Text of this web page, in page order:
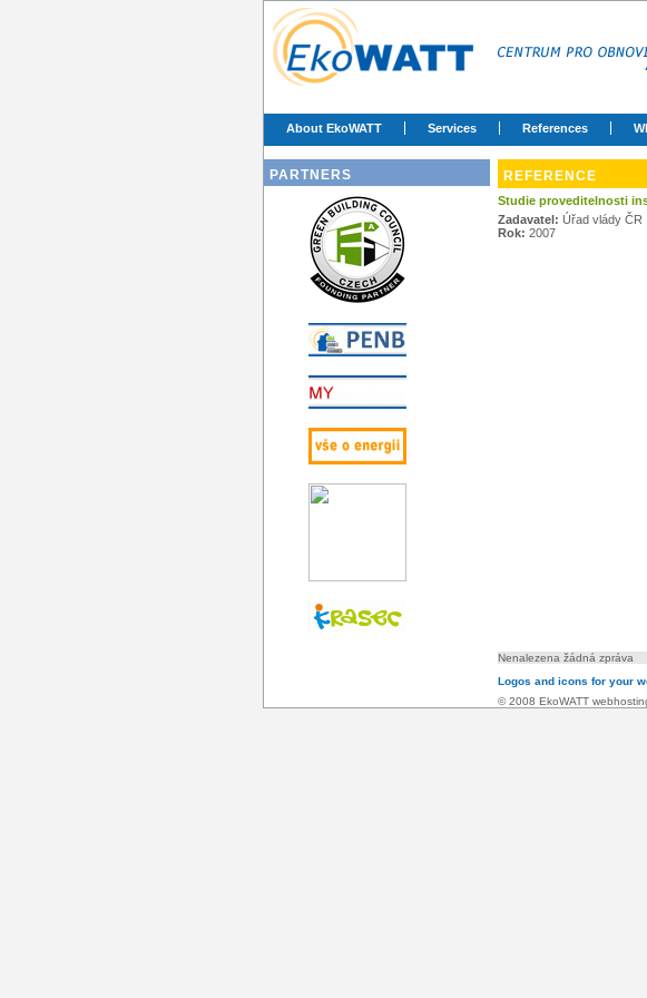
About EkoWATT Services References
PARTNERS REFERENCE
Studie proveditelnosti
Zadavatel: Úřad vlády ČR
Rok: 2007
Nenalezena žádná zpráva
Logos and icons for your
© 2008 EkoWATT